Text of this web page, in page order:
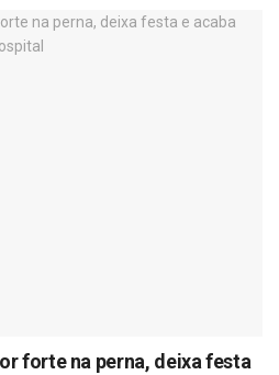
forte na perna, deixa festa